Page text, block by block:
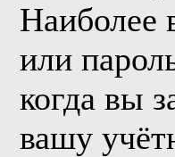
Наиболее
или
когда вы
вашу